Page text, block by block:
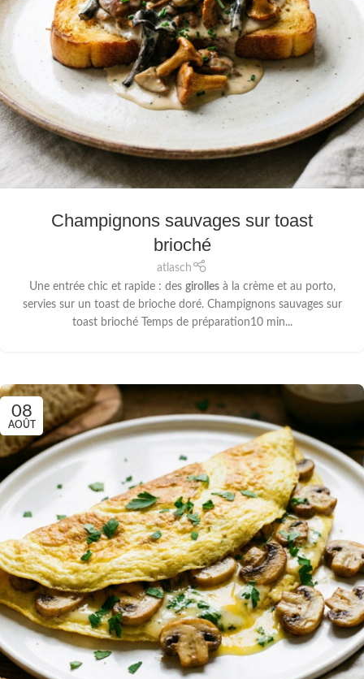
Champignons sauvages sur toast
brioché
atlasch
Une entrée chic et rapide : des girollesà la crème et au porto,
servies sur un toast de brioche doré. Champignons sauvages sur
toast brioché Temps de préparation10 min...
08
AOÛT